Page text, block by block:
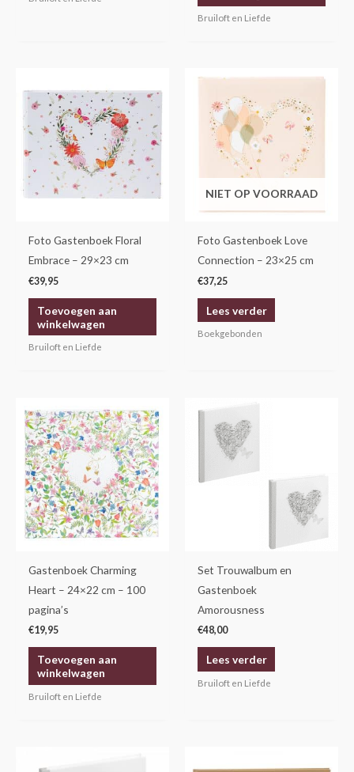
Bruiloft en Liefde
Foto Gastenboek Floral
Embrace – 29×23 cm
€39,95
Toevoegen aan
winkelwagen
Bruiloft en Liefde
NIET OP VOORRAAD
Foto Gastenboek Love
Connection – 23×25 cm
€37,25
Lees verder
Boekgebonden
Gastenboek Charming
Heart – 24×22 cm – 100
pagina’s
€19,95
Toevoegen aan
winkelwagen
Bruiloft en Liefde
Set Trouwalbum en
Gastenboek
Amorousness
€48,00
Lees verder
Bruiloft en Liefde